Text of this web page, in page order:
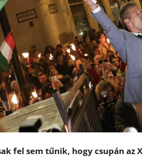
fel sem tűnik, hogy csupán az